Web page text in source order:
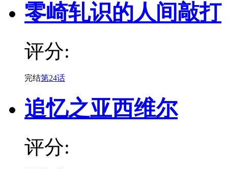
零崎轧识的人间敲打
评分:
完结第24话
追忆之亚西维尔
评分: